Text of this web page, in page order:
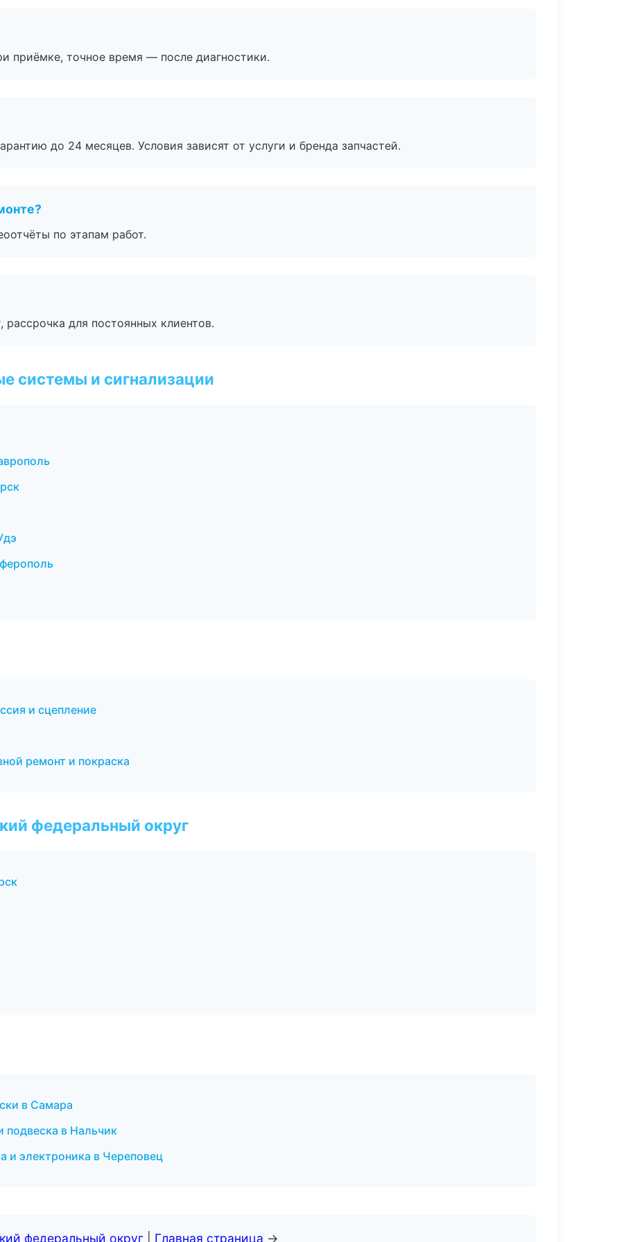
приёмке, точное время — после диагностики.
до 24 месяцев. Условия зависят от услуги и бренда запчастей.
по этапам работ.
для постоянных клиентов.
системы и сигнализации
и сцепление
ремонт и покраска
федеральный округ
в Самара
подвеска в Нальчик
и электроника в Череповец
федеральный округ Главная страница →